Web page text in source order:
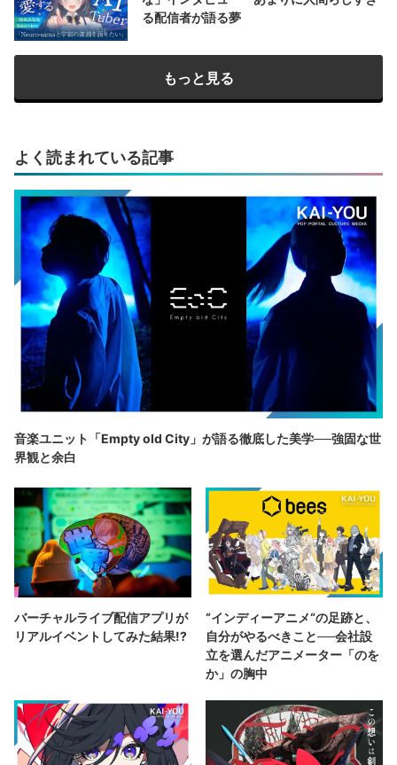
る配信者が語る夢
もっと見る
よく読まれている記事
音楽ユニット「Empty old City」が語る徹底した美学──強固な世
界観と余白
バーチャルライブ配信アプリが
リアルイベントしてみた結果!?
“インディーアニメ“の足跡と、
自分がやるべきこと──会社設
立を選んだアニメーター「のを
か」の胸中